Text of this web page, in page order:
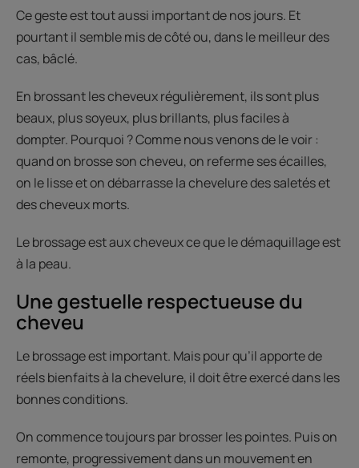
Ce geste est tout aussi important de nos jours. Et
pourtant il semble mis de côté ou, dans le meilleur des
cas, bâclé.
En brossant les cheveux régulièrement, ils sont plus
beaux, plus soyeux, plus brillants, plus faciles à
dompter. Pourquoi ? Comme nous venons de le voir :
quand on brosse son cheveu, on referme ses écailles,
on le lisse et on débarrasse la chevelure des saletés et
des cheveux morts.
Le brossage est aux cheveux ce que le démaquillage est
à la peau.
Une gestuelle respectueuse du
cheveu
Le brossage est important. Mais pour qu’il apporte de
réels bienfaits à la chevelure, il doit être exercé dans les
bonnes conditions.
On commence toujours par brosser les pointes. Puis on
remonte, progressivement dans un mouvement en